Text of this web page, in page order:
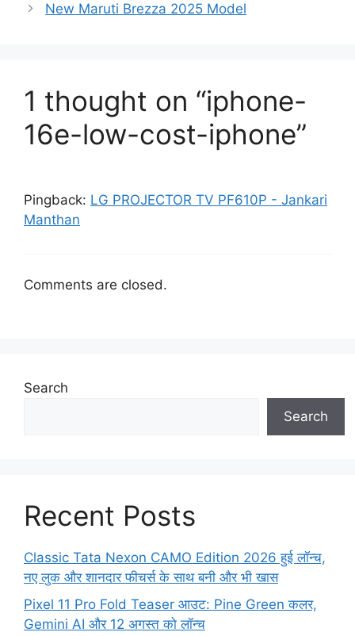
New Maruti Brezza 2025 Model
1 thought on “iphone-
16e-low-cost-iphone”
Pingback: LG PROJECTOR TV PF610P - Jankari
Manthan
Comments are closed.
Search
Search
Recent Posts
Classic Tata Nexon CAMO Edition 2026 हुई लॉन्च,
नए लुक और शानदार फीचर्स के साथ बनी और भी खास
Pixel 11 Pro Fold Teaser आउट: Pine Green कलर,
Gemini AI और 12 अगस्त को लॉन्च